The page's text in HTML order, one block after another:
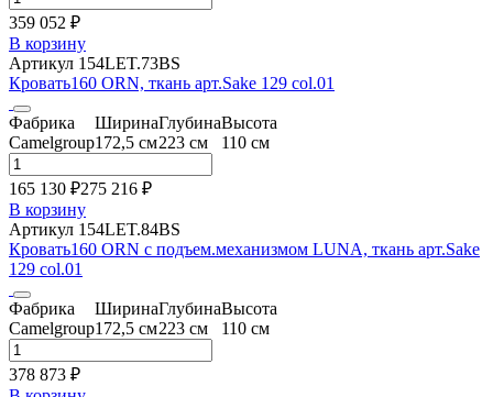
359 052 ₽
В корзину
Артикул 154LET.73BS
Кровать160 ORN, ткань арт.Sake 129 col.01
Фабрика
Camelgroup
Ширина
172,5 см
Глубина
223 см
Высота
110 см
165 130 ₽275 216 ₽
В корзину
Артикул 154LET.84BS
Кровать160 ORN с подъем.механизмом LUNA, ткань арт.Sake
129 col.01
Фабрика
Camelgroup
Ширина
172,5 см
Глубина
223 см
Высота
110 см
378 873 ₽